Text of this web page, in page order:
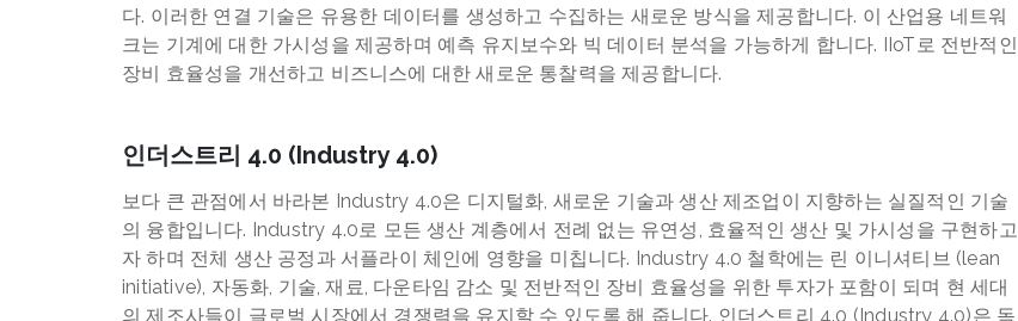
다. 이러한 연결 기술은 유용한 데이터를 생성하고 수집하는 새로운 방식을 제공합니다. 이 산업용 네트워
크는 기계에 대한 가시성을 제공하며 예측 유지보수와 빅 데이터 분석을 가능하게 합니다. IIoT로 전반적인
장비 효율성을 개선하고 비즈니스에 대한 새로운 통찰력을 제공합니다.
인더스트리 4.0 (Industry 4.0)
보다 큰 관점에서 바라본 Industry 4.0은 디지털화, 새로운 기술과 생산 제조업이 지향하는 실질적인 기술
의 융합입니다. Industry 4.0로 모든 생산 계층에서 전례 없는 유연성, 효율적인 생산 및 가시성을 구현하고
자 하며 전체 생산 공정과 서플라이 체인에 영향을 미칩니다. Industry 4.0 철학에는 린 이니셔티브 (lean
initiative), 자동화, 기술, 재료, 다운타임 감소 및 전반적인 장비 효율성을 위한 투자가 포함이 되며 현 세대
의 제조사들이 글로벌 시장에서 경쟁력을 유지할 수 있도록 해 줍니다. 인더스트리 4.0 (Industry 4.0)은 독